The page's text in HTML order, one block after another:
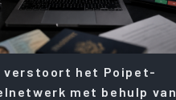
verstoort het Poipet-
met behulp van